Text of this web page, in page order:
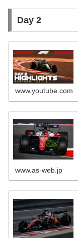
Day 2
www.youtube.com
www.as-web.jp